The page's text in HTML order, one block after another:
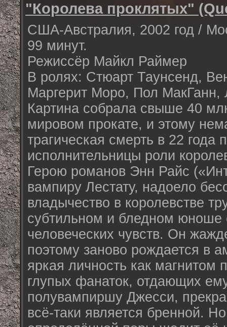
"Королева проклятых"
США-Австралия, 2002 год /
99 минут.
Режиссёр Майкл Раймер
В ролях: Стюарт Таунсенд,
Маргерит Моро, Пол МакГанн,
Картина собрала свыше 40
мировом прокате, и этому
трагическая смерть в 22 года
исполнительницы роли
Герою романов Энн Райс
вампиру Лестату, надоело
владычество в королевстве
субтильном и бледном юноше
человеческих чувств. Он
поэтому заново рождается в
яркая личность как магнитом
глупых фанаток, отдающих
полувампиршу Джесси,
всё-таки является бренной.